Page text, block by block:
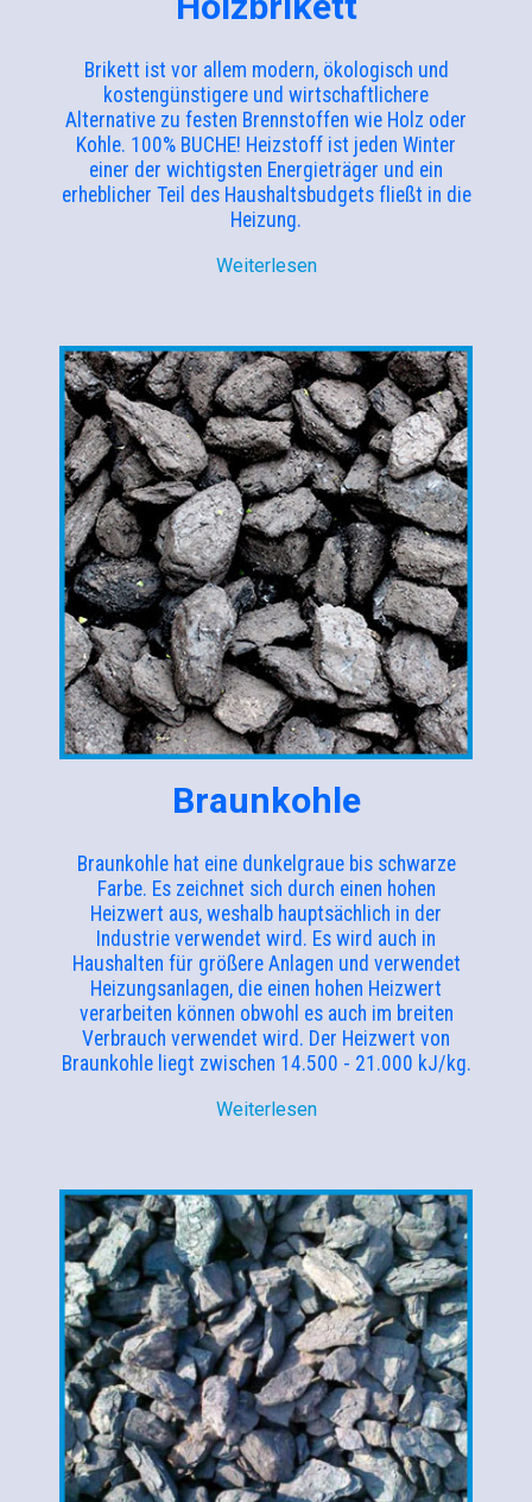
Brikett ist vor allem modern, ökologisch und
kostengünstigere und wirtschaftlichere
Alternative zu festen Brennstoffen wie Holz oder
Kohle. 100% BUCHE! Heizstoff ist jeden Winter
einer der wichtigsten Energieträger und ein
erheblicher Teil des Haushaltsbudgets fließt in die
Heizung.
Weiterlesen
Braunkohle
Braunkohle hat eine dunkelgraue bis schwarze
Farbe. Es zeichnet sich durch einen hohen
Heizwert aus, weshalb hauptsächlich in der
Industrie verwendet wird. Es wird auch in
Haushalten für größere Anlagen und verwendet
Heizungsanlagen, die einen hohen Heizwert
verarbeiten können obwohl es auch im breiten
Verbrauch verwendet wird. Der Heizwert von
Braunkohle liegt zwischen 14.500 - 21.000 kJ/kg.
Weiterlesen